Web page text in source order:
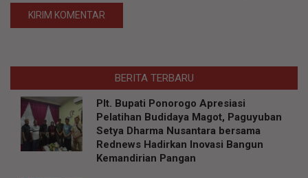
BERITA TERBARU
Plt. Bupati Ponorogo Apresiasi
Pelatihan Budidaya Magot, Paguyuban
Setya Dharma Nusantara bersama
Rednews Hadirkan Inovasi Bangun
Kemandirian Pangan